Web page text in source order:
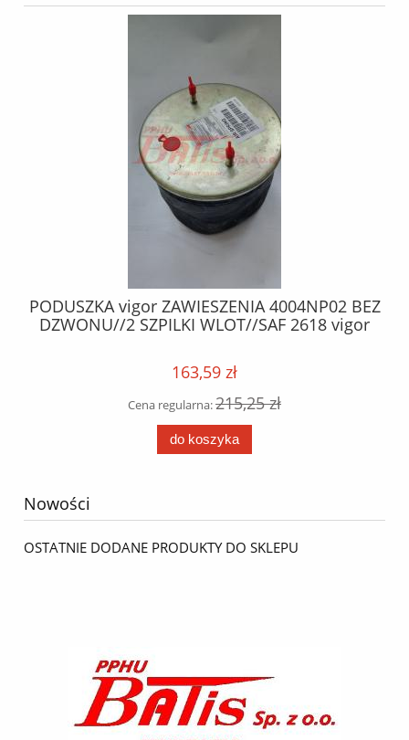
PODUSZKA vigor ZAWIESZENIA 4004NP02 BEZ
DZWONU//2 SZPILKI WLOT//SAF 2618 vigor
163,59 zł
Cena regularna:215,25 zł
do koszyka
Nowości
OSTATNIE DODANE PRODUKTY DO SKLEPU